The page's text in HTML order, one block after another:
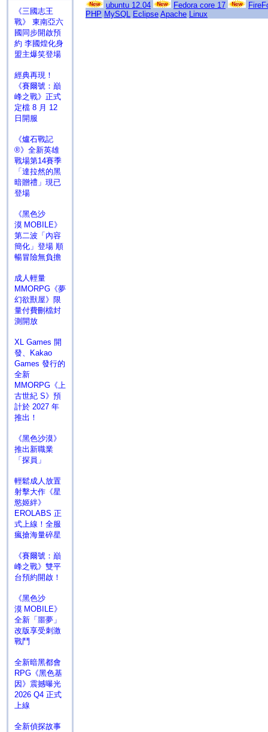
《三國志王
戰》 東南亞六
國同步開啟預
約 李國煌化身
盟主爆笑登場
經典再現！
《賽爾號：巔
峰之戰》正式
定檔 8 月 12
日開服
《爐石戰記
®》全新英雄
戰場第14賽季
「達拉然的黑
暗贈禮」現已
登場
《黑色沙
漠 MOBILE》
第二波「內容
簡化」登場 順
暢冒險無負擔
成人輕量
MMORPG《夢
幻欲獸屋》限
量付費刪檔封
測開放
XL Games 開
發、Kakao
Games 發行的
全新
MMORPG《上
古世紀 S》預
計於 2027 年
推出！
《黑色沙漠》
推出新職業
「探員」
輕鬆成人放置
射擊大作《星
慾姬絆》
EROLABS 正
式上線！全服
瘋搶海量碎星
《賽爾號：巔
峰之戰》雙平
台預約開啟！
《黑色沙
漠 MOBILE》
全新「噩夢」
改版享受刺激
戰鬥
全新暗黑都會
RPG《黑色基
因》震撼曝光
2026 Q4 正式
上線
全新偵探故事
ubuntu 12.04
Fedora core 17
PHP MySQL Eclipse Apache Linux